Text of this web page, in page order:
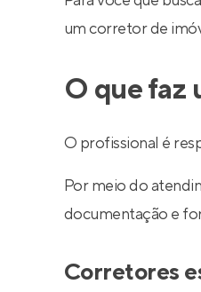
um corretor de
O que faz
O profissional é
Por meio do
documentação e
Corretores